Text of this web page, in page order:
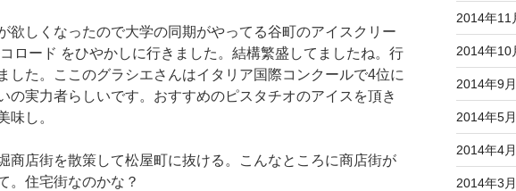
欲しくなったので大学の同期がやってる谷町のアイスクリー
ロード をひやかしに行きました。結構繁盛してましたね。行
した。ここのグラシエさんはイタリア国際コンクールで4位に
の実力者らしいです。おすすめのピスタチオのアイスを頂き
味し。
商店街を散策して松屋町に抜ける。こんなところに商店街が
。住宅街なのかな？
2014年11
2014年10
2014年9月
2014年5月
2014年4月
2014年3月